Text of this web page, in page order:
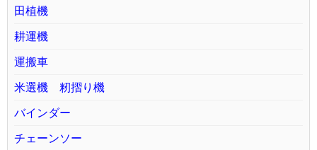
田植機
耕運機
運搬車
米選機 籾摺り機
バインダー
チェーンソー